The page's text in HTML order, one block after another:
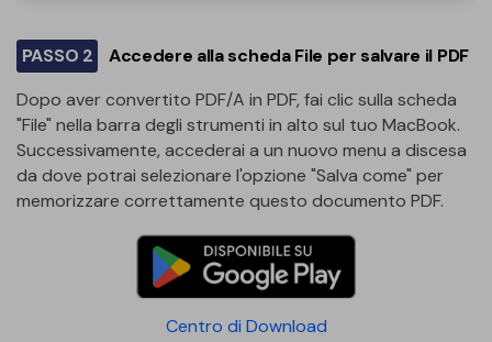
PASSO 2
Accedere alla scheda File per salvare il PDF
Dopo aver convertito PDF/A in PDF, fai clic sulla scheda
"File" nella barra degli strumenti in alto sul tuo MacBook.
Successivamente, accederai a un nuovo menu a discesa
da dove potrai selezionare l'opzione "Salva come" per
memorizzare correttamente questo documento PDF.
Centro di Download